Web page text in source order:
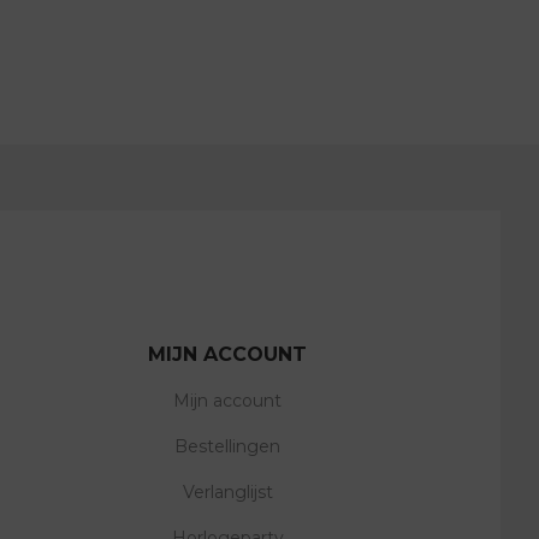
MIJN ACCOUNT
Mijn account
Bestellingen
Verlanglijst